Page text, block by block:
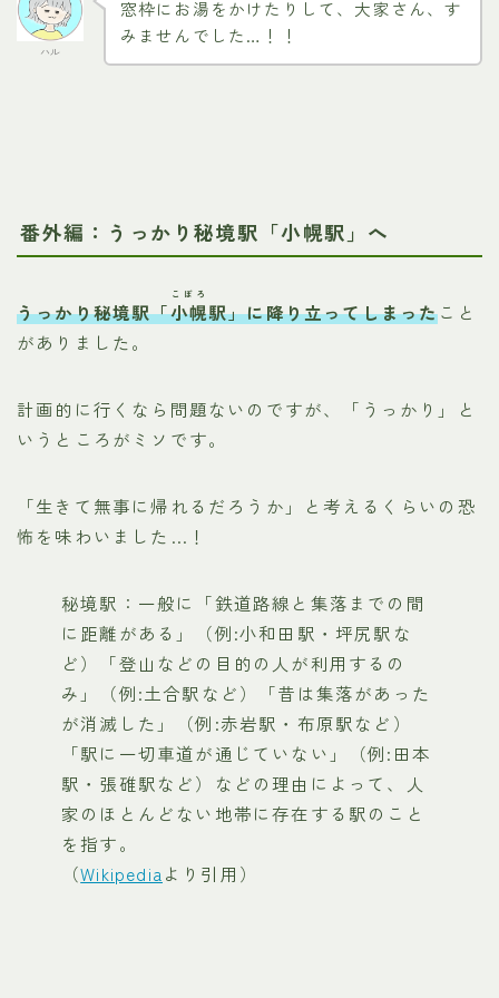
ハル
窓枠にお湯をかけたりして、大家さん、す
みませんでした…！！
番外編：うっかり秘境駅「小幌駅」へ
うっかり秘境駅「小幌
こぼろ
駅」に降り立ってしまったこと
がありました。
計画的に行くなら問題ないのですが、「うっかり」と
いうところがミソです。
「生きて無事に帰れるだろうか」と考えるくらいの恐
怖を味わいました…！
秘境駅：一般に「鉄道路線と集落までの間
に距離がある」（例:小和田駅・坪尻駅な
ど）「登山などの目的の人が利用するの
み」（例:土合駅など）「昔は集落があった
が消滅した」（例:赤岩駅・布原駅など）
「駅に一切車道が通じていない」（例:田本
駅・張碓駅など）などの理由によって、人
家のほとんどない地帯に存在する駅のこと
を指す。
（Wikipedia より引用）